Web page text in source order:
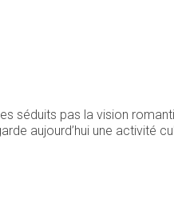
séduits pas la vision
aujourd’hui une activité